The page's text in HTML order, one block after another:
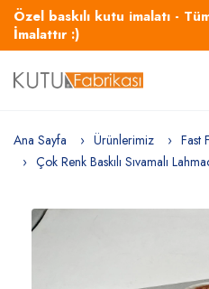
Özel baskılı kutu imalatı -
İmalattır :)
Ana Sayfa Ürünlerimiz
Fast
Çok Renk Baskılı Sıvamalı